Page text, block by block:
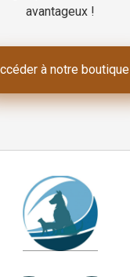
avantageux !
à notre boutique